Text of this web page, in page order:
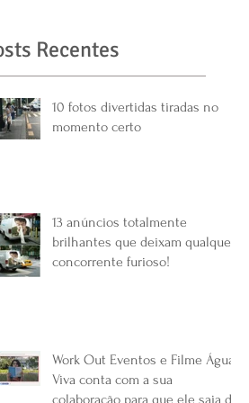
Recentes
10 fotos divertidas tiradas no
momento certo
13 anúncios totalmente
brilhantes que deixam qualquer
concorrente furioso!
Work Out Eventos e Filme Água
Viva conta com a sua
colaboração para que ele saia do